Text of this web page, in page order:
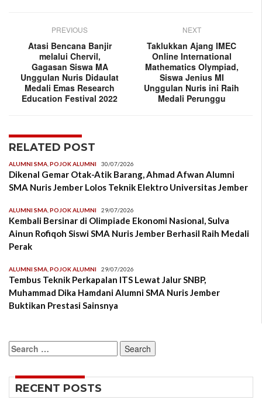
PREVIOUS
Atasi Bencana Banjir
melalui Chervil,
Gagasan Siswa MA
Unggulan Nuris Didaulat
Medali Emas Research
Education Festival 2022
NEXT
Taklukkan Ajang IMEC
Online International
Mathematics Olympiad,
Siswa Jenius MI
Unggulan Nuris ini Raih
Medali Perunggu
RELATED POST
ALUMNI SMA POJOK ALUMNI 30/07/2026
Dikenal Gemar Otak-Atik Barang, Ahmad Afwan Alumni
SMA Nuris Jember Lolos Teknik Elektro Universitas Jember
ALUMNI SMA POJOK ALUMNI 29/07/2026
Kembali Bersinar di Olimpiade Ekonomi Nasional, Sulva
Ainun Rofiqoh Siswi SMA Nuris Jember Berhasil Raih Medali
Perak
ALUMNI SMA POJOK ALUMNI 29/07/2026
Tembus Teknik Perkapalan ITS Lewat Jalur SNBP,
Muhammad Dika Hamdani Alumni SMA Nuris Jember
Buktikan Prestasi Sainsnya
Search
for:
RECENT POSTS